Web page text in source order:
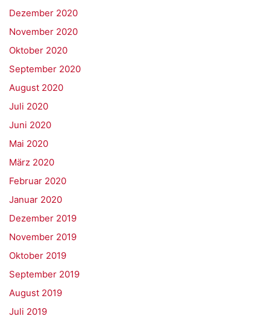
Dezember 2020
November 2020
Oktober 2020
September 2020
August 2020
Juli 2020
Juni 2020
Mai 2020
März 2020
Februar 2020
Januar 2020
Dezember 2019
November 2019
Oktober 2019
September 2019
August 2019
Juli 2019